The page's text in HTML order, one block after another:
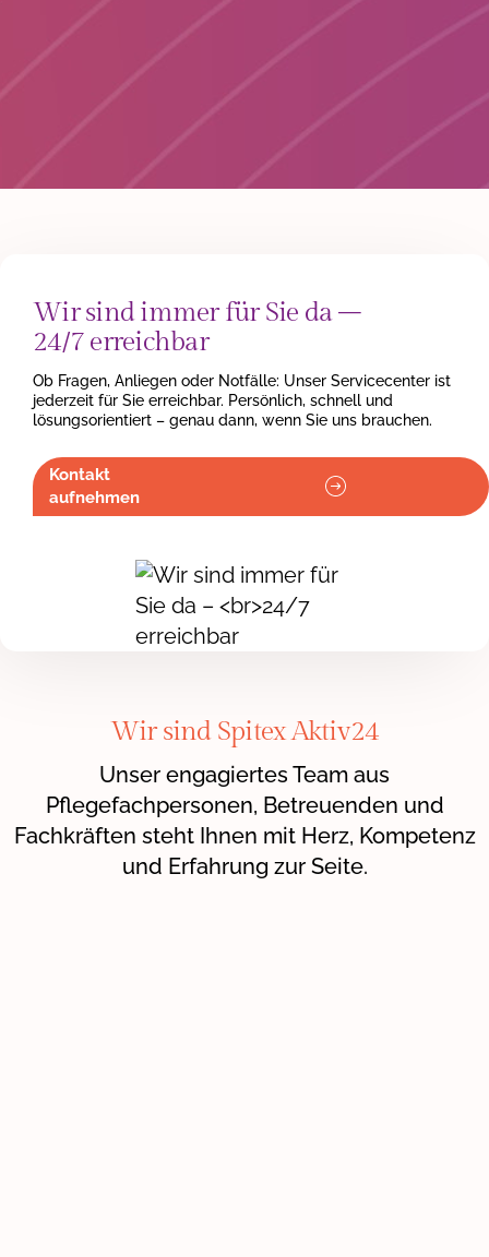
Wir sind immer für Sie da –
24/7 erreichbar
Ob Fragen, Anliegen oder Notfälle: Unser Servicecenter ist
jederzeit für Sie erreichbar. Persönlich, schnell und
lösungsorientiert – genau dann, wenn Sie uns brauchen.
Kontakt
aufnehmen
Wir sind Spitex Aktiv24
Unser engagiertes Team aus
Pflegefachpersonen, Betreuenden und
Fachkräften steht Ihnen mit Herz, Kompetenz
und Erfahrung zur Seite.